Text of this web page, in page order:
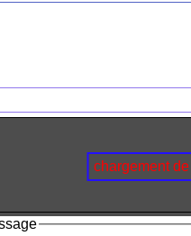
chargement